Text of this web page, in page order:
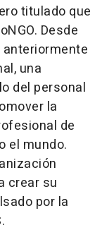
titulado que
Desde
anteriormente
una
del personal
la
de
el mundo.
crear su
por la